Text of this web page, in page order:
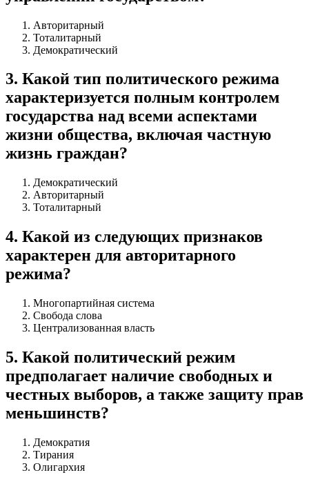
Авторитарный
Тоталитарный
Демократический
3. Какой тип политического режима
характеризуется полным контролем
государства над всеми аспектами
жизни общества, включая частную
жизнь граждан?
Демократический
Авторитарный
Тоталитарный
4. Какой из следующих признаков
характерен для авторитарного
режима?
Многопартийная система
Свобода слова
Централизованная власть
5. Какой политический режим
предполагает наличие свободных и
честных выборов, а также защиту прав
меньшинств?
Демократия
Тирания
Олигархия